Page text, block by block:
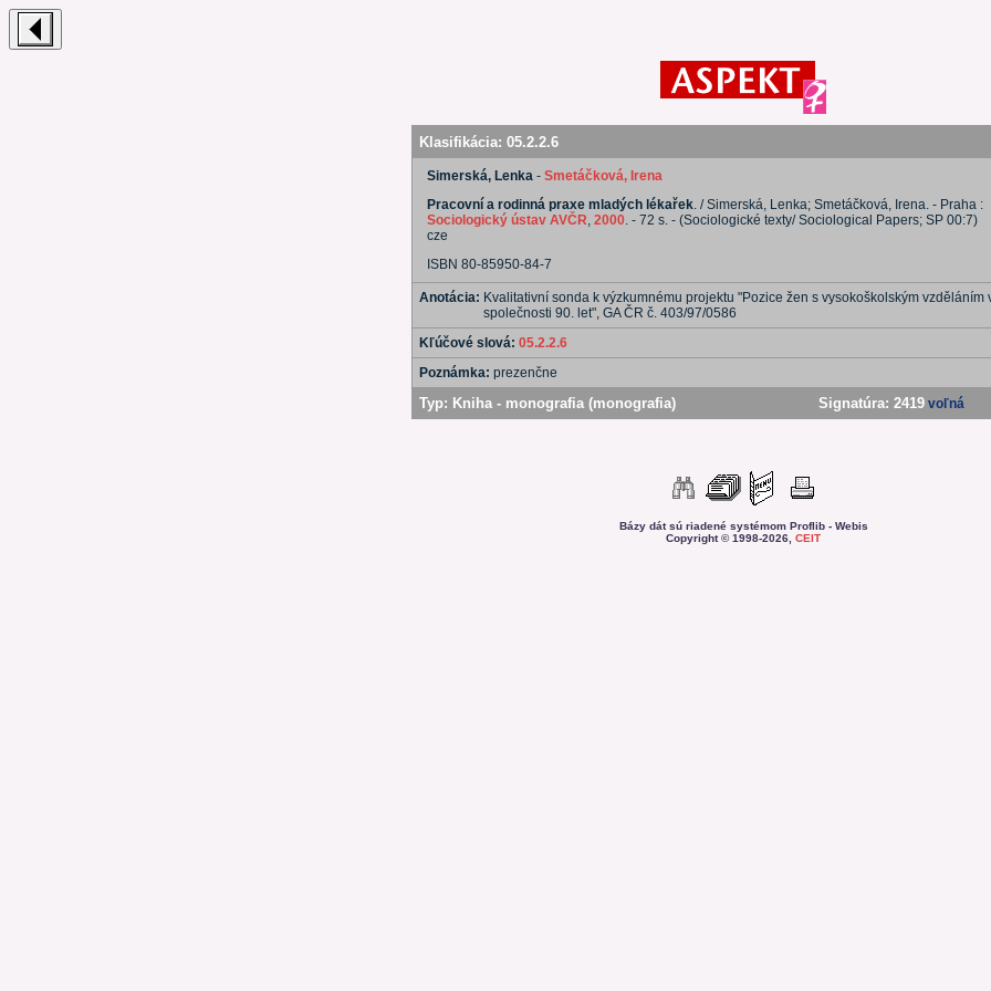
Klasifikácia: 05.2.2.6
Simerská, Lenka - Smetáčková, Irena
Pracovní a rodinná praxe mladých lékařek. / Simerská, Lenka; Smetáčková, Irena. - Praha :
Sociologický ústav AVČR, 2000. - 72 s. - (Sociologické texty/ Sociological Papers; SP 00:7)
cze
ISBN 80-85950-84-7
Anotácia: Kvalitativní sonda k výzkumnému projektu "Pozice žen s vysokoškolským vzděláním
společnosti 90. let", GA ČR č. 403/97/0586
Kľúčové slová: 05.2.2.6
Poznámka: prezenčne
Typ: Kniha - monografia (monografia) Signatúra: 2419 voľná
Bázy dát sú riadené systémom Proflib - Webis
Copyright © 1998-2026, CEIT